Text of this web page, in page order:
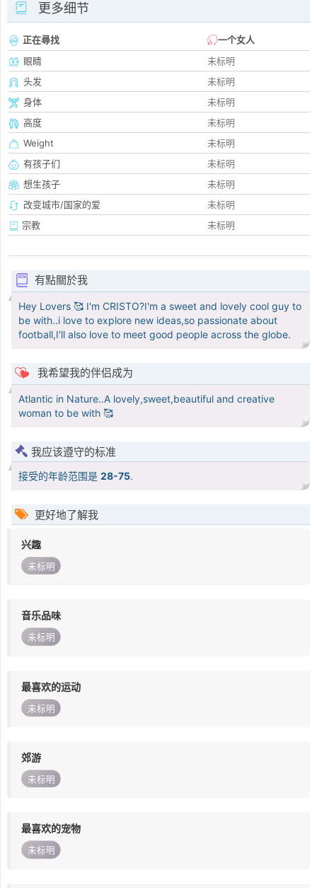
更多细节
正在尋找
一个女人
眼睛
未标明
头发
未标明
身体
未标明
高度
未标明
Weight
未标明
有孩子们
未标明
想生孩子
未标明
改变城市/国家的爱
未标明
宗教
未标明
有點關於我
Hey Lovers 🥰 I'm CRISTO?I'm a sweet and lovely cool guy to
be with..i love to explore new ideas,so passionate about
football,I'll also love to meet good people across the globe.
我希望我的伴侣成为
Atlantic in Nature..A lovely,sweet,beautiful and creative
woman to be with 🥰
我应该遵守的标准
接受的年龄范围是 28-75.
更好地了解我
兴趣
未标明
音乐品味
未标明
最喜欢的运动
未标明
郊游
未标明
最喜欢的宠物
未标明